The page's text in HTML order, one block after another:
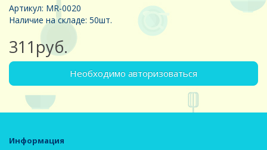
Артикул: MR-0020
Наличие на складе: 50шт.
311руб.
Необходимо авторизоваться
Информация